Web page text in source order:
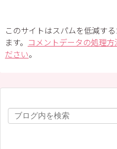
このサイトはスパムを低減す
ます。 コメントデータの処理
ださい。